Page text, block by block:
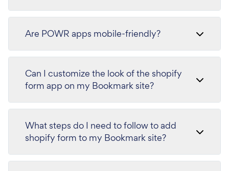
Are POWR apps mobile-friendly?
Can I customize the look of the shopify
form app on my Bookmark site?
What steps do I need to follow to add
shopify form to my Bookmark site?